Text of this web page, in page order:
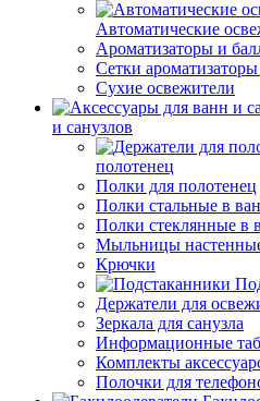
Автоматические
Ароматизаторы и
Сетки
Сухие освежители
и санузлов
полотенец
Полки для полотенец
Полки стальные в
Полки стеклянные в
Мыльницы
Крючки
Держатели для
Зеркала для санузла
Информационные
Комплекты
Полочки для